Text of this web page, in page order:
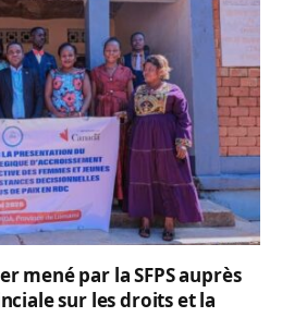
mené par la SFPS auprès
sur les droits et la